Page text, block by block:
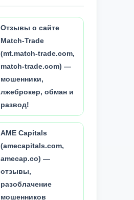
Отзывы о сайте
Match-Trade
(mt.match-trade.com,
match-trade.com) —
мошенники,
лжеброкер, обман и
развод!
AME Capitals
(amecapitals.com,
amecap.co) —
отзывы,
разоблачение
мошенников